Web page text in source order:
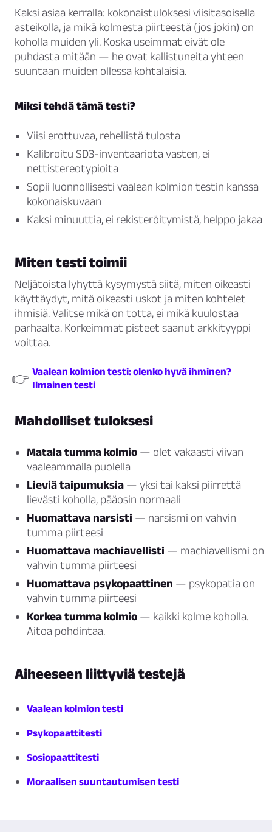
Kaksi asiaa kerralla: kokonaistuloksesi viisitasoisella
asteikolla, ja mikä kolmesta piirteestä (jos jokin) on
koholla muiden yli. Koska useimmat eivät ole
puhdasta mitään — he ovat kallistuneita yhteen
suuntaan muiden ollessa kohtalaisia.
Miksi tehdä tämä testi?
Viisi erottuvaa, rehellistä tulosta
Kalibroitu SD3-inventaariota vasten, ei
nettistereotypioita
Sopii luonnollisesti vaalean kolmion testin kanssa
kokonaiskuvaan
Kaksi minuuttia, ei rekisteröitymistä, helppo jakaa
Miten testi toimii
Neljätoista lyhyttä kysymystä siitä, miten oikeasti
käyttäydyt, mitä oikeasti uskot ja miten kohtelet
ihmisiä. Valitse mikä on totta, ei mikä kuulostaa
parhaalta. Korkeimmat pisteet saanut arkkityyppi
voittaa.
👉 Vaalean kolmion testi: olenko hyvä ihminen?
Ilmainen testi
Mahdolliset tuloksesi
Matala tumma kolmio — olet vakaasti viivan
vaaleammalla puolella
Lieviä taipumuksia — yksi tai kaksi piirrettä
lievästi koholla, pääosin normaali
Huomattava narsisti — narsismi on vahvin
tumma piirteesi
Huomattava machiavellisti — machiavellismi on
vahvin tumma piirteesi
Huomattava psykopaattinen — psykopatia on
vahvin tumma piirteesi
Korkea tumma kolmio — kaikki kolme koholla.
Aitoa pohdintaa.
Aiheeseen liittyviä testejä
Vaalean kolmion testi
Psykopaattitesti
Sosiopaattitesti
Moraalisen suuntautumisen testi